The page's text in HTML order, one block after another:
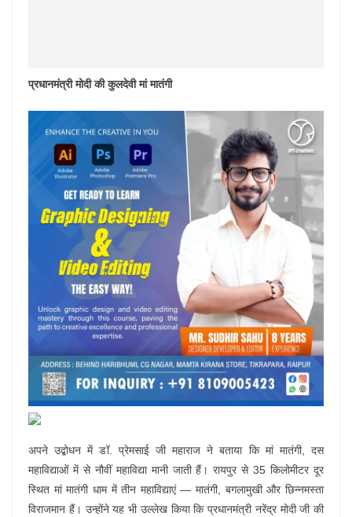
प्रधानमंत्री मोदी की कुलदेवी मां मातंगी
अपने उद्बोधन में डॉ. प्रेमसाई जी महाराज ने बताया कि मां मातंगी, दस
महाविद्याओं में से नौवीं महाविद्या मानी जाती हैं। रायपुर से 35 किलोमीटर दूर
स्थित मां मातंगी धाम में तीन महाविद्याएं — मातंगी, बगलामुखी और छिन्नमस्ता
विराजमान हैं। उन्होंने यह भी उल्लेख किया कि प्रधानमंत्री नरेंद्र मोदी जी की